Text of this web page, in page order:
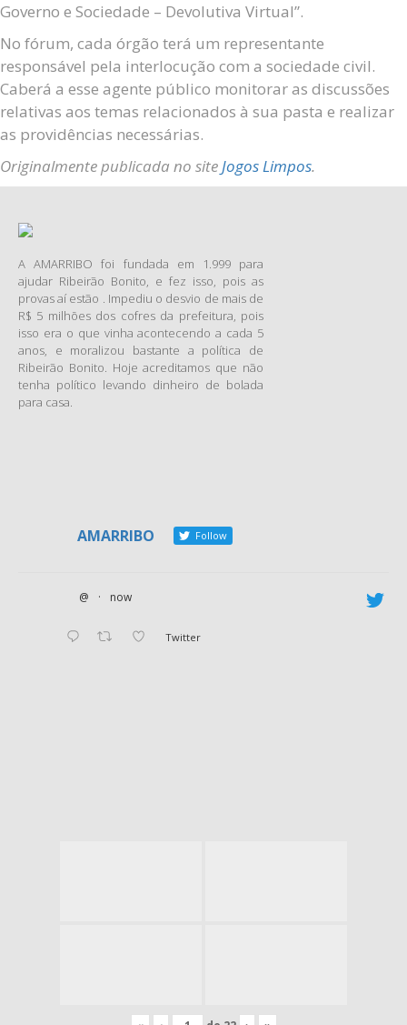
Governo e Sociedade – Devolutiva Virtual”.
No fórum, cada órgão terá um representante
responsável pela interlocução com a sociedade civil.
Caberá a esse agente público monitorar as discussões
relativas aos temas relacionados à sua pasta e realizar
as providências necessárias.
Originalmente publicada no siteJogos Limpos.
A AMARRIBO foi fundada em 1.999 para
ajudar Ribeirão Bonito, e fez isso, pois as
provas aí estão . Impediu o desvio de mais de
R$ 5 milhões dos cofres da prefeitura, pois
isso era o que vinha acontecendo a cada 5
anos, e moralizou bastante a política de
Ribeirão Bonito. Hoje acreditamos que não
tenha político levando dinheiro de bolada
para casa.
AMARRIBO Follow
@ · now
Twitter